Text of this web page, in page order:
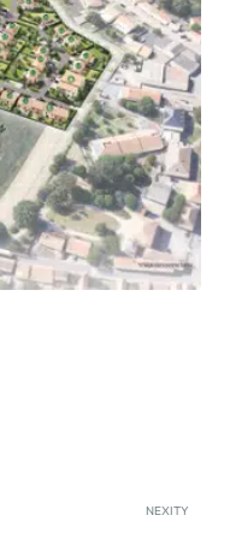
proposés par
sportif et d'une
est bien desservie
permettra de relier
Voir le programme
NEXITY